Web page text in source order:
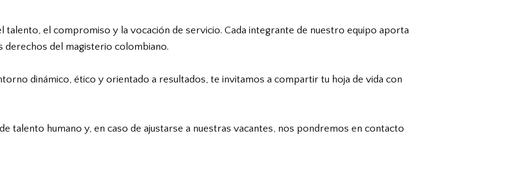
talento, el compromiso y la vocación de servicio. Cada integrante de nuestro equipo aporta
del magisterio colombiano.
dinámico, ético y orientado a resultados, te invitamos a compartir tu hoja de vida con
talento humano y, en caso de ajustarse a nuestras vacantes, nos pondremos en contacto